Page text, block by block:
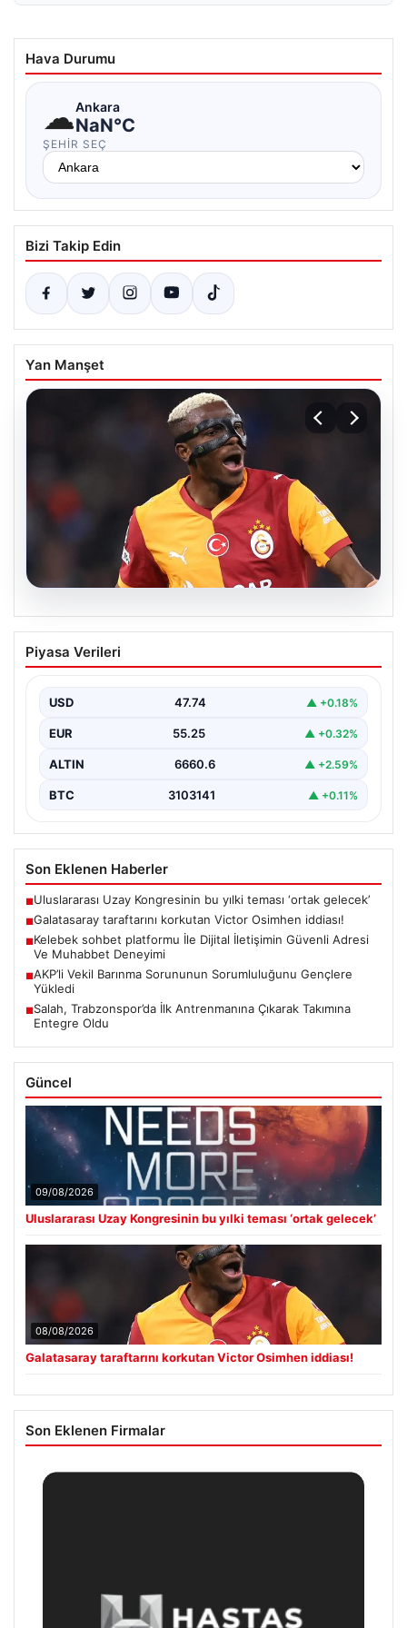
Hava Durumu
☁Ankara
NaN°C
ŞEHIR SEÇ
Bizi Takip Edin
Yan Manşet
08.08.2026
Galatasaray taraftarını korkutan Victor
Osimhen iddiası!
Piyasa Verileri
USD 47.74 ▲ +0.18%
EUR 55.25 ▲ +0.32%
ALTIN 6660.6 ▲ +2.59%
BTC 3103141 ▲ +0.11%
Son Eklenen Haberler
■Uluslararası Uzay Kongresinin bu yılki teması ‘ortak gelecek’
■Galatasaray taraftarını korkutan Victor Osimhen iddiası!
■Kelebek sohbet platformu İle Dijital İletişimin Güvenli Adresi
Ve Muhabbet Deneyimi
■AKP’li Vekil Barınma Sorununun Sorumluluğunu Gençlere
Yükledi
■Salah, Trabzonspor’da İlk Antrenmanına Çıkarak Takımına
Entegre Oldu
Güncel
09/08/2026
Uluslararası Uzay Kongresinin bu yılki teması ‘ortak gelecek’
08/08/2026
Galatasaray taraftarını korkutan Victor Osimhen iddiası!
Son Eklenen Firmalar